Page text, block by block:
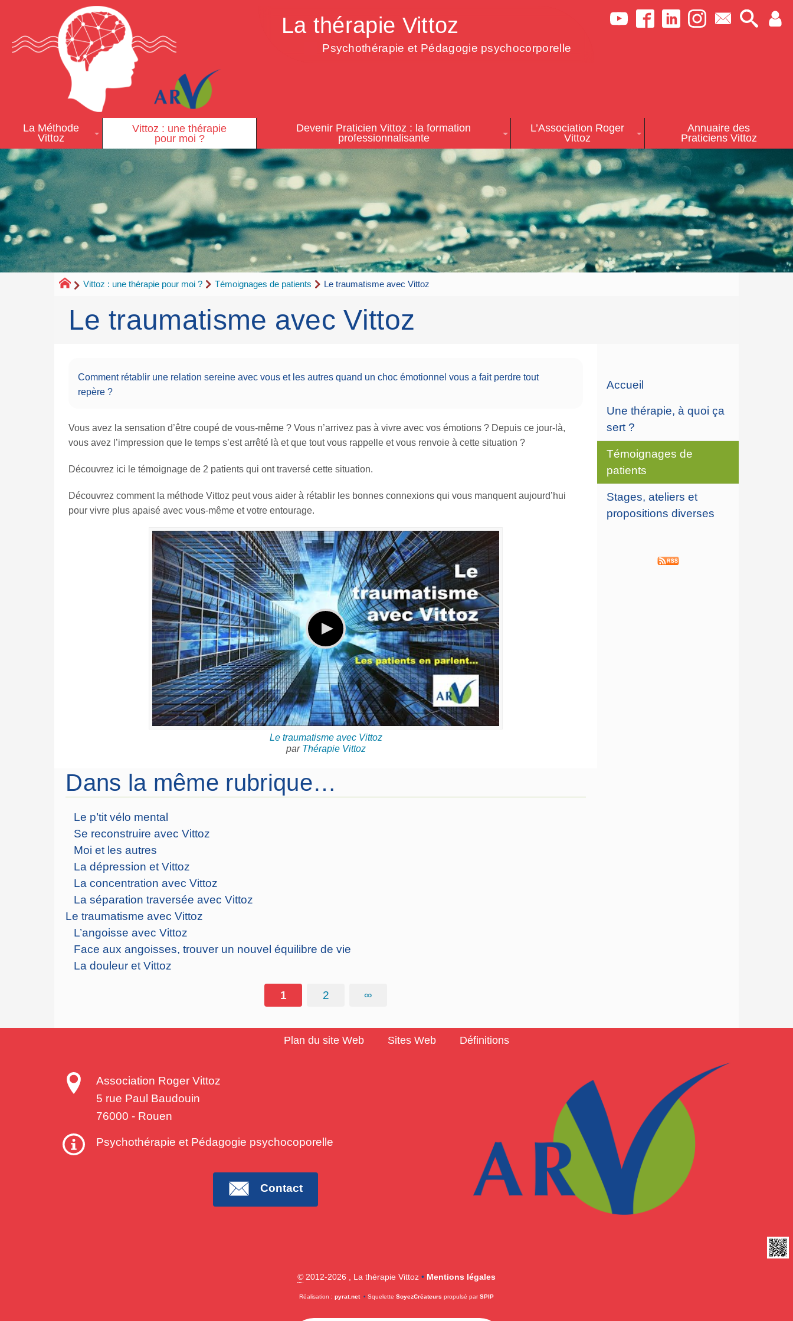
La thérapie Vittoz
Psychothérapie et Pédagogie psychocorporelle
La Méthode
Vittoz
Vittoz : une thérapie
pour moi ?
Devenir Praticien Vittoz : la formation
professionnalisante
L’Association Roger
Vittoz
Annuaire des
Praticiens Vittoz
Vittoz : une thérapie pour moi ? Témoignages de patients Le traumatisme avec Vittoz
Le traumatisme avec Vittoz
Comment rétablir une relation sereine avec vous et les autres quand un choc émotionnel vous a fait perdre tout
repère ?
Vous avez la sensation d’être coupé de vous-même ? Vous n’arrivez pas à vivre avec vos émotions ? Depuis ce jour-là,
vous avez l’impression que le temps s’est arrêté là et que tout vous rappelle et vous renvoie à cette situation ?
Découvrez ici le témoignage de 2 patients qui ont traversé cette situation.
Découvrez comment la méthode Vittoz peut vous aider à rétablir les bonnes connexions qui vous manquent aujourd’hui
pour vivre plus apaisé avec vous-même et votre entourage.
Le traumatisme avec Vittoz
par Thérapie Vittoz
Dans la même rubrique…
Le p’tit vélo mental
Se reconstruire avec Vittoz
Moi et les autres
La dépression et Vittoz
La concentration avec Vittoz
La séparation traversée avec Vittoz
Le traumatisme avec Vittoz
L’angoisse avec Vittoz
Face aux angoisses, trouver un nouvel équilibre de vie
La douleur et Vittoz
1 2 ∞
Accueil
Une thérapie, à quoi ça
sert ?
Témoignages de
patients
Stages, ateliers et
propositions diverses
Plan du site Web Sites Web Définitions
Association Roger Vittoz
5 rue Paul Baudouin
76000 - Rouen
Psychothérapie et Pédagogie psychocoporelle
Contact
©2012-2026 , La thérapie Vittoz • Mentions légales
Réalisation : pyrat.net • Squelette SoyezCréateurs propulsé parSPIP